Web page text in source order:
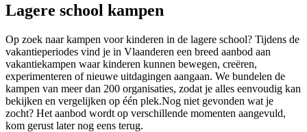
Lagere school kampen
Op zoek naar kampen voor kinderen in de lagere school? Tijdens de
vakantieperiodes vind je in Vlaanderen een breed aanbod aan
vakantiekampen waar kinderen kunnen bewegen, creëren,
experimenteren of nieuwe uitdagingen aangaan. We bundelen de
kampen van meer dan 200 organisaties, zodat je alles eenvoudig kan
bekijken en vergelijken op één plek.Nog niet gevonden wat je
zocht? Het aanbod wordt op verschillende momenten aangevuld,
kom gerust later nog eens terug.